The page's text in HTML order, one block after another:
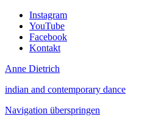
Instagram
YouTube
Facebook
Kontakt
Anne Dietrich
indian and contemporary dance
Navigation überspringen